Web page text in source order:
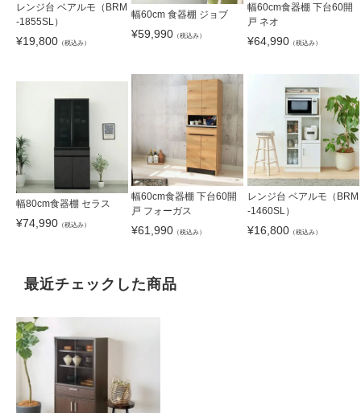
レンジ台 ベアルモ（BRM
-1855SL）
¥19,800 （税込み）
幅60cm 食器棚 ジョブ
¥59,990 （税込み）
幅60cm食器棚 下台60開
戸 ネオ
¥64,990（税込み）
幅80cm食器棚 セラス
¥74,990 （税込み）
幅60cm食器棚 下台60開
戸 フォーガス
¥61,990 （税込み）
レンジ台 ベアルモ（BRM
-1460SL）
¥16,800（税込み）
最近チェックした商品